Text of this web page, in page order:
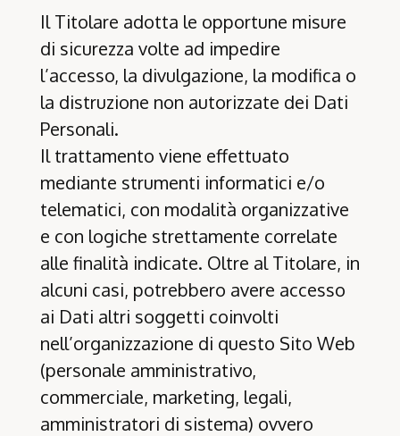
Il Titolare adotta le opportune misure
di sicurezza volte ad impedire
l’accesso, la divulgazione, la modifica o
la distruzione non autorizzate dei Dati
Personali.
Il trattamento viene effettuato
mediante strumenti informatici e/o
telematici, con modalità organizzative
e con logiche strettamente correlate
alle finalità indicate. Oltre al Titolare, in
alcuni casi, potrebbero avere accesso
ai Dati altri soggetti coinvolti
nell’organizzazione di questo Sito Web
(personale amministrativo,
commerciale, marketing, legali,
amministratori di sistema) ovvero